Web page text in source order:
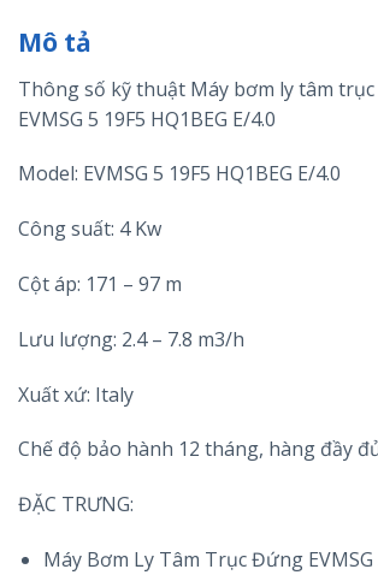
Mô tả
Thông số kỹ thuật Máy bơm ly tâm trục
EVMSG 5 19F5 HQ1BEG E/4.0
Model: EVMSG 5 19F5 HQ1BEG E/4.0
Công suất: 4 Kw
Cột áp: 171 – 97 m
Lưu lượng: 2.4 – 7.8 m3/h
Xuất xứ: Italy
Chế độ bảo hành 12 tháng, hàng đầy
ĐẶC TRƯNG:
Máy Bơm Ly Tâm Trục Đứng EVMSG